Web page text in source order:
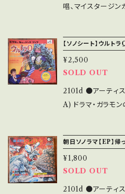
4252144 お知らせ等は、About 画面にてご確
お知らせ等は、
唱、マイスタージンガー A) ウルトラセ
ャケ/盤：C+/B (国
*落丁気味 【状態説明の見方】 商品列に並ぶ ■
状態・説明 / 発送に
お知らせ等は、
【ソノシート】ウルト
¥2,500
SOLD OUT
2101d ●アーティス
A) ドラマ・ガラモ
シート盤/ブックジャ
ド」欠 【状態説明の見方】 商品列に並ぶ ■状
態・説明 / 発送につ
知らせ等は、About
朝日ソノラマ【EP】帰
¥1,800
SOLD OUT
2101d ●アーティスト：東京